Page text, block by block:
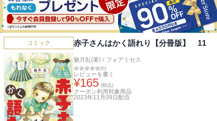
コミック 赤子さんはかく語れり【分冊版】 11
魅月乱(著) / フォアミセス
(0)
レビューを書く
¥165 (税込)
クーポン利用対象商品
2023年11月09日 配信